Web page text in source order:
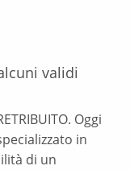
validi
Oggi
in
di un